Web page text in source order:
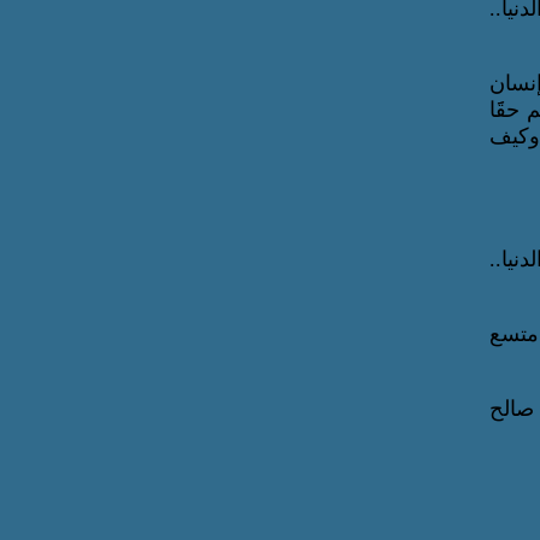
حقََا
متسع
صالح